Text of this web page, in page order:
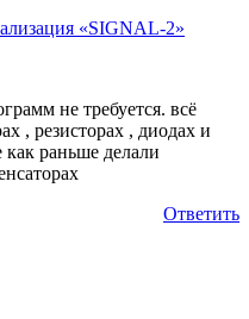
«SIGNAL-2»
не требуется. всё
, резисторах , диодах и
раньше делали
Ответить